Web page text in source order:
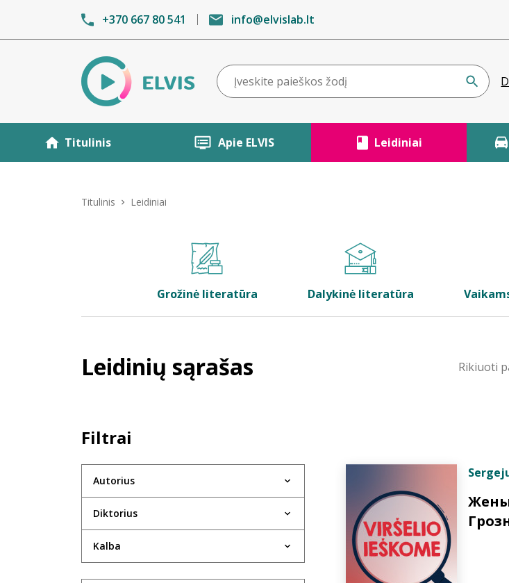
+370 667 80 541 info@elvislab.lt
Titulinis Apie ELVIS Leidiniai
Titulinis Leidiniai
Grožinė literatūra Dalykinė literatūra
Leidinių sąrašas Rikiuoti
Filtrai
Autorius
Diktorius
Kalba